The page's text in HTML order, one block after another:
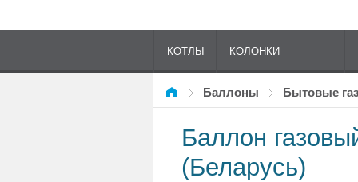
КОТЛЫ КОЛОНКИ
ГАЗОВЫЕ
Баллоны Бытовые
Баллон
(Беларусь)